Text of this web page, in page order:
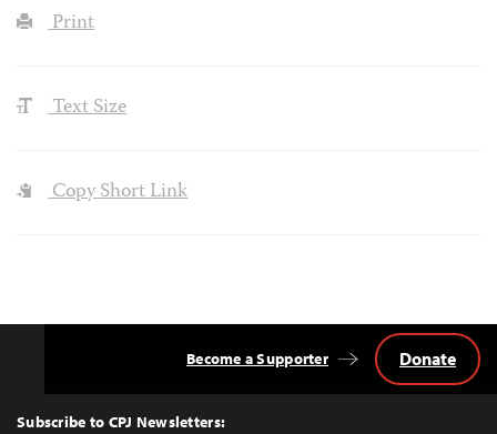
Print
Text Size
Copy Short Link
Top
Subscribe to CPJ Newsletters:
Become a Supporter Donate